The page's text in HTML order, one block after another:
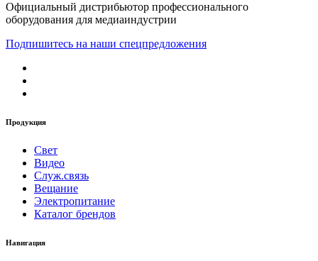
Официальный дистрибьютор профессионального
оборудования для медиаиндустрии
Подпишитесь на наши спецпредложения
Продукция
Свет
Видео
Служ.связь
Вещание
Электропитание
Каталог брендов
Навигация